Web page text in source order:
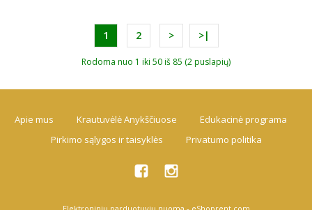
1 2 > >|
Rodoma nuo 1 iki 50 iš 85 (2 puslapių)
Apie mus Krautuvėlė Anykščiuose
Edukacinė programa
Pirkimo sąlygos ir taisyklės
Privatumo politika
Elektroninių parduotuvių nuoma - eShoprent.com